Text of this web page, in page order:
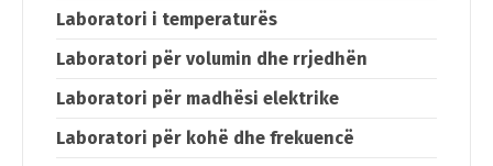
Laboratori i temperaturës
Laboratori për volumin dhe rrjedhën
Laboratori për madhësi elektrike
Laboratori për kohë dhe frekuencë